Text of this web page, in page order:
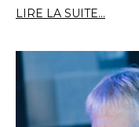
LIRE LA SUITE...